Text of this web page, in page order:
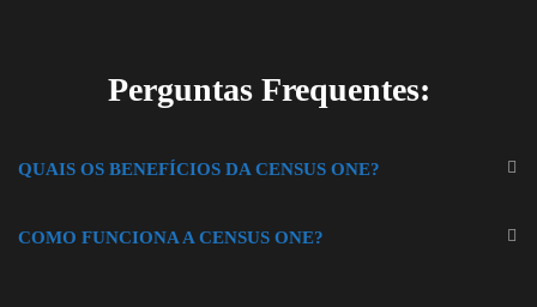
Perguntas Frequentes:
QUAIS OS BENEFÍCIOS DA CENSUS ONE?
COMO FUNCIONA A CENSUS ONE?